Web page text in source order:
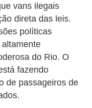
vans ilegais
direta das leis.
políticas
do Rio. O
fazendo
de passageiros de